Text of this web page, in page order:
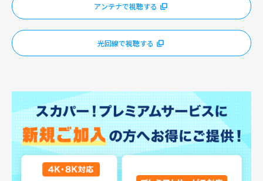
アンテナで視聴する
光回線で視聴する